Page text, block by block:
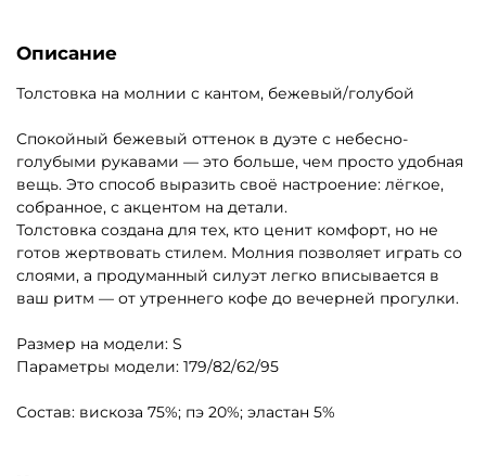
Описание
Толстовка на молнии с кантом, бежевый/голубой
Спокойный бежевый оттенок в дуэте с небесно-
голубыми рукавами — это больше, чем просто удобная
вещь. Это способ выразить своё настроение: лёгкое,
собранное, с акцентом на детали.
Толстовка создана для тех, кто ценит комфорт, но не
готов жертвовать стилем. Молния позволяет играть со
слоями, а продуманный силуэт легко вписывается в
ваш ритм — от утреннего кофе до вечерней прогулки.
Размер на модели: S
Параметры модели: 179/82/62/95
Состав: вискоза 75%; пэ 20%; эластан 5%